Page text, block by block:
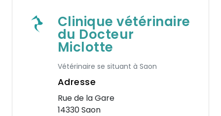
Clinique vétérinaire
du Docteur
Miclotte
Vétérinaire se situant à Saon
Adresse
Rue de la Gare
14330 Saon